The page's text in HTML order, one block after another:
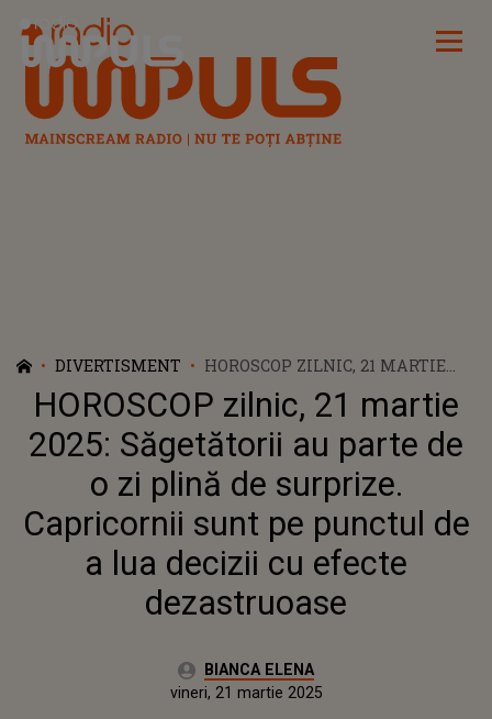
Radio Impuls
DIVERTISMENT
HOROSCOP ZILNIC, 21 MARTIE
2025: SĂGETĂTORII AU PARTE DE
O ZI PLINĂ DE SURPRIZE.
CAPRICORNII SUNT PE PUNCTUL
DE A LUA DECIZII CU EFECTE
DEZASTRUOASE
HOROSCOP zilnic, 21 martie
2025: Săgetătorii au parte de
o zi plină de surprize.
Capricornii sunt pe punctul de
a lua decizii cu efecte
dezastruoase
Autor:BIANCA ELENA
Actualizat:
vineri, 21 martie 2025